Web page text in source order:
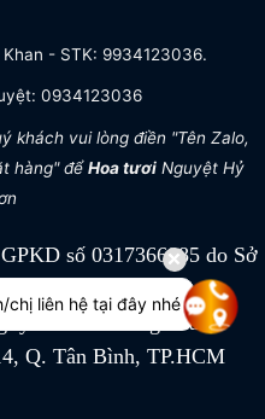
- STK: 9934123036.
0934123036
khách vui lòng điền "Tên Zalo,
hàng" đểHoa tươiNguyệt Hỷ
số 0317366885 do Sở
ngày 04/07/2022
ty TNHH Khang Phan
Q. Tân Bình, TP.HCM
chị liên hệ tại đây nhé